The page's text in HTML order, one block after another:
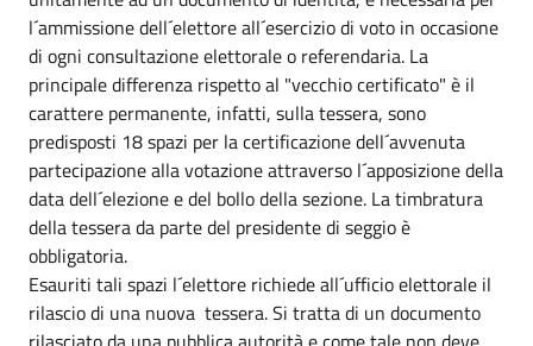
l´ammissione dell´elettore all´esercizio di voto in occasione
di ogni consultazione elettorale o referendaria. La
principale differenza rispetto al "vecchio certificato" è il
carattere permanente, infatti, sulla tessera, sono
predisposti 18 spazi per la certificazione dell´avvenuta
partecipazione alla votazione attraverso l´apposizione della
data dell´elezione e del bollo della sezione. La timbratura
della tessera da parte del presidente di seggio è
obbligatoria.
Esauriti tali spazi l´elettore richiede all´ufficio elettorale il
rilascio di una nuova tessera. Si tratta di un documento